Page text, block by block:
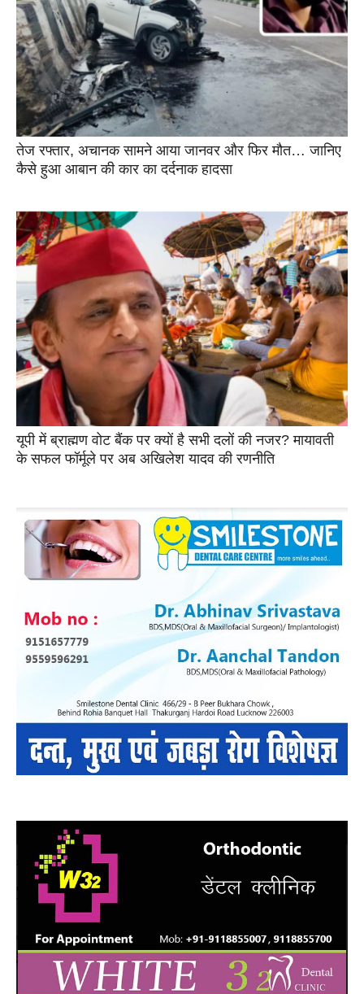
तेज रफ्तार, अचानक सामने आया जानवर और फिर मौत… जानिए
कैसे हुआ आबान की कार का दर्दनाक हादसा
यूपी में ब्राह्मण वोट बैंक पर क्यों है सभी दलों की नजर? मायावती
के सफल फॉर्मूले पर अब अखिलेश यादव की रणनीति